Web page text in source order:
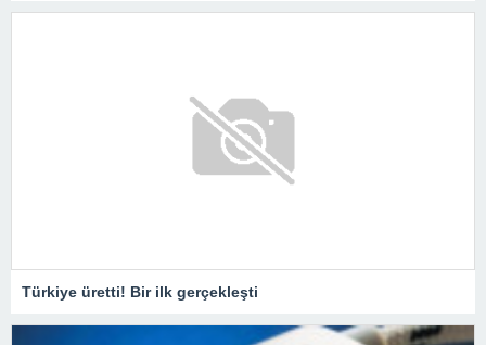
Türkiye üretti! Bir ilk gerçekleşti